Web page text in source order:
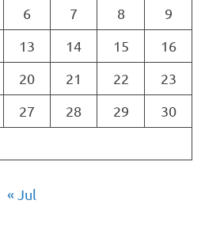
6 7 8
9
13 14 15
16
20 21 22
23
27 28 29
30
« Jul